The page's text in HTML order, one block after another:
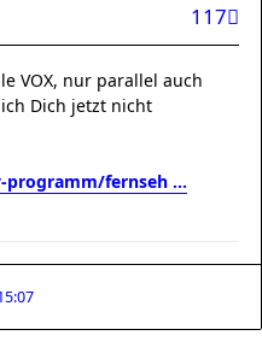
117
VOX, nur parallel auch
Dich jetzt nicht
fernseh ...